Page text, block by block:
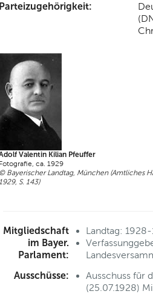
Valentin Kilian Pfeuffer
ca. 1929
Bayerischer Landtag, München (Amtliches
S. 143)
Mitgliedschaft
im Bayer.
Parlament:
Landtag:
Ausschüsse:
Ausschuss für
(25.07.1928)